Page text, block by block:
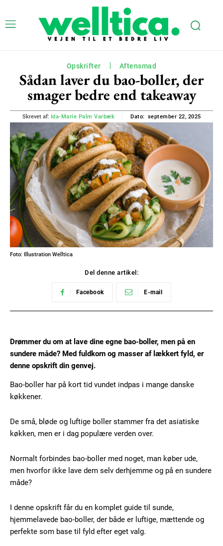
Opskrifter Aftensmad
Sådan laver du bao-boller, der
smager bedre end takeaway
Skrevet af: Ida-Marie Palm Varbæk Dato: september 22, 2025
Foto: Illustration Welltica
Del denne artikel:
Facebook E-mail
Drømmer du om at lave dine egne bao-boller, men på en
sundere måde? Med fuldkorn og masser af lækkert fyld, er
denne opskrift din genvej.
Bao-boller har på kort tid vundet indpas i mange danske
køkkener.
De små, bløde og luftige boller stammer fra det asiatiske
køkken, men er i dag populære verden over.
Normalt forbindes bao-boller med noget, man køber ude,
men hvorfor ikke lave dem selv derhjemme og på en sundere
måde?
I denne opskrift får du en komplet guide til sunde,
hjemmelavede bao-boller, der både er luftige, mættende og
perfekte som base til fyld efter eget valg.